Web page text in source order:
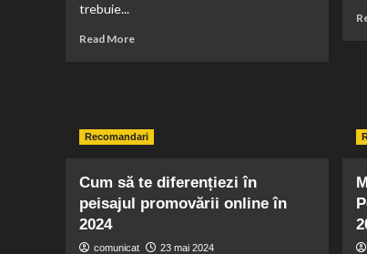
trebuie...
Read MoreRead
electrice
solutia
perfecta
pentru
in
Recomandari
Cum să te diferențiezi în
peisajul promovării online în
2024
comunicat 23 mai 2024